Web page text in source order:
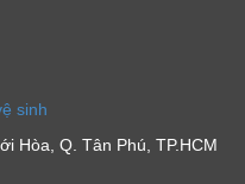
sinh
Hòa, Q. Tân Phú, TP.HCM